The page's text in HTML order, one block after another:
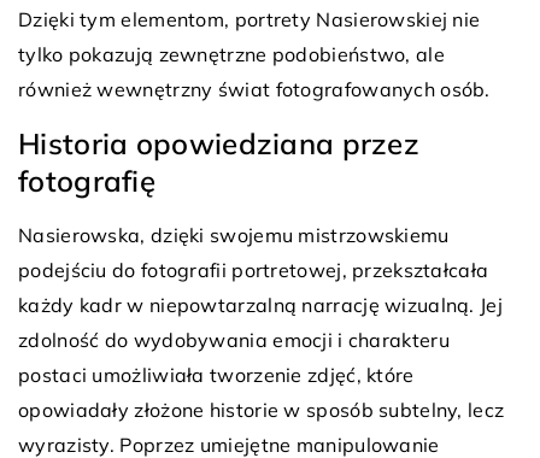
Dzięki tym elementom, portrety Nasierowskiej nie
tylko pokazują zewnętrzne podobieństwo, ale
również wewnętrzny świat fotografowanych osób.
Historia opowiedziana przez
fotografię
Nasierowska, dzięki swojemu mistrzowskiemu
podejściu do fotografii portretowej, przekształcała
każdy kadr w niepowtarzalną narrację wizualną. Jej
zdolność do wydobywania emocji i charakteru
postaci umożliwiała tworzenie zdjęć, które
opowiadały złożone historie w sposób subtelny, lecz
wyrazisty. Poprzez umiejętne manipulowanie